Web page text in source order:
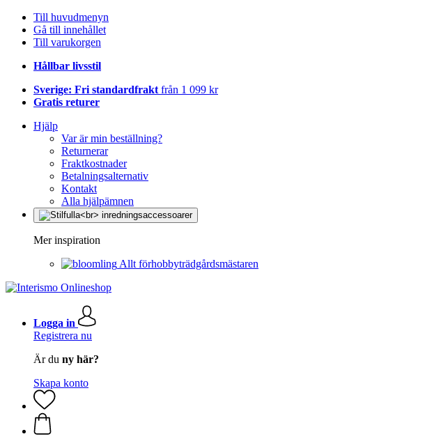
Till huvudmenyn
Gå till innehållet
Till varukorgen
Hållbar livsstil
Sverige: Fri standardfrakt från 1 099 kr
Gratis returer
Hjälp
Var är min beställning?
Returnerar
Fraktkostnader
Betalningsalternativ
Kontakt
Alla hjälpämnen
Mer inspiration
Allt förhobbyträdgårdsmästaren
Logga in
Registrera nu
Är du ny här?
Skapa konto